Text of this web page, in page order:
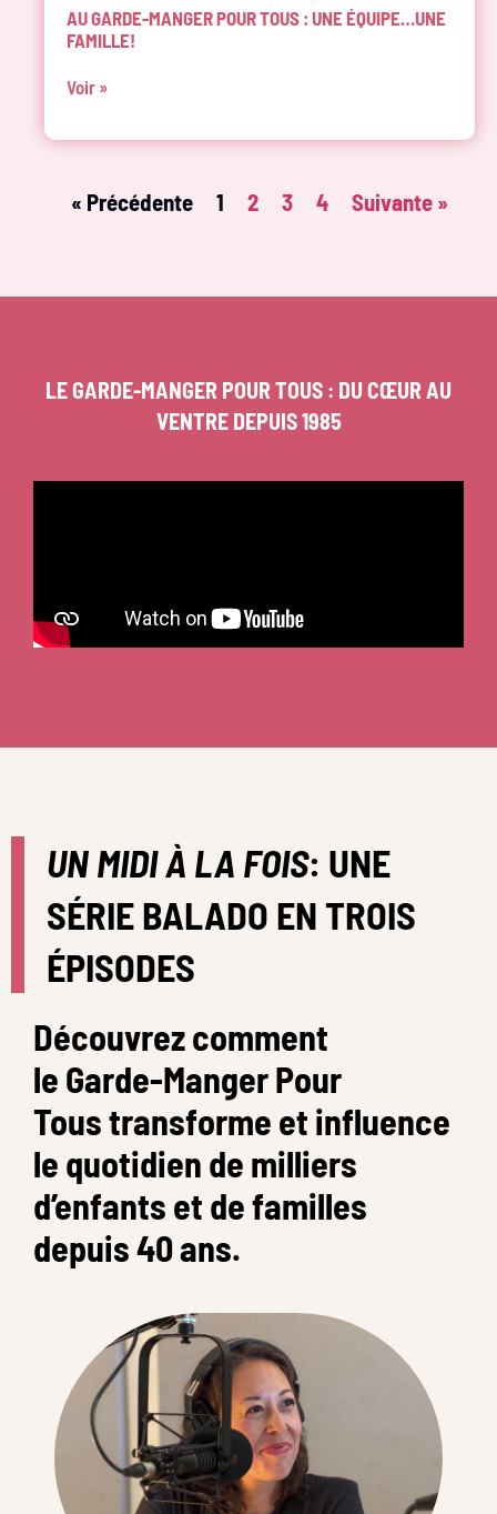
AU GARDE-MANGER POUR TOUS : UNE ÉQUIPE…UNE
FAMILLE!
Voir »
« Précédente 1 2 3 4 Suivante »
LE GARDE-MANGER POUR TOUS : DU CŒUR AU
VENTRE DEPUIS 1985
UN MIDI À LA FOIS: UNE
SÉRIE BALADO EN TROIS
ÉPISODES
Découvrez comment
le Garde-Manger Pour
Tous transforme et influence
le quotidien de milliers
d’enfants et de familles
depuis 40 ans.